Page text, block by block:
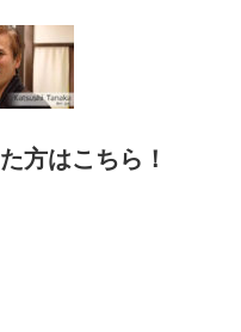
方はこちら！